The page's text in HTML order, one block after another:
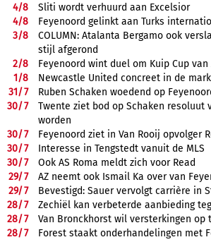
4/8
Sliti wordt verhuurd aan Excelsior
4/8
Feyenoord gelinkt aan Turks
3/8
COLUMN: Atalanta Bergamo ook
stijl afgerond
2/8
Feyenoord wint duel om Kuip Cup
1/8
Newcastle United concreet in de
31/7
Ruben Schaken woedend op
30/7
Twente ziet bod op Schaken resoluut
worden
30/7
Feyenoord ziet in Van Rooij opvolger
30/7
Interesse in Tengstedt vanuit de MLS
30/7
Ook AS Roma meldt zich voor Read
29/7
AZ neemt ook Ismail Ka over van
29/7
Bevestigd: Sauer vervolgt carrière in
28/7
Zechiël kan verbeterde aanbieding
28/7
Van Bronckhorst wil versterkingen op
28/7 Forest staakt onderhandelingen met